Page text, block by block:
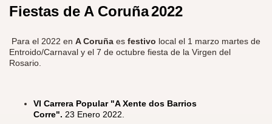
Fiestas de A Coruña2022
Para el 2022 en A Coruña es festivo local el 1 marzo martes de
Entroido/Carnaval y el 7 de octubre fiesta de la Virgen del
Rosario.
VI Carrera Popular "A Xente dos Barrios
Corre". 23 Enero 2022.​